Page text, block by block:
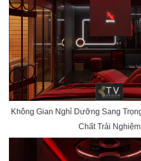
Không Gian Nghỉ Dưỡng Sang
Chất Trải Nghiệm